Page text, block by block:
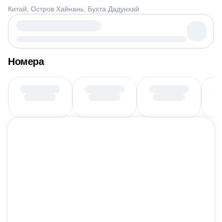
Китай Остров Хайнань Бухта Дадунхай
Номера